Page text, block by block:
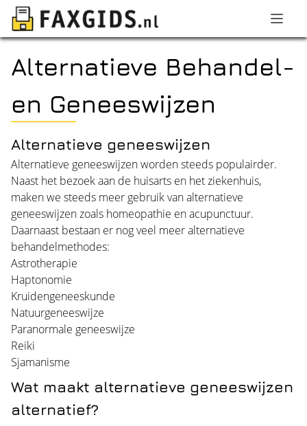
Alternatieve Behandel-
en Geneeswijzen
Alternatieve geneeswijzen
Alternatieve geneeswijzen worden steeds populairder.
Naast het bezoek aan de huisarts en het ziekenhuis,
maken we steeds meer gebruik van alternatieve
geneeswijzen zoals homeopathie en acupunctuur.
Daarnaast bestaan er nog veel meer alternatieve
behandelmethodes:
Astrotherapie
Haptonomie
Kruidengeneeskunde
Natuurgeneeswijze
Paranormale geneeswijze
Reiki
Sjamanisme
Wat maakt alternatieve geneeswijzen
alternatief?